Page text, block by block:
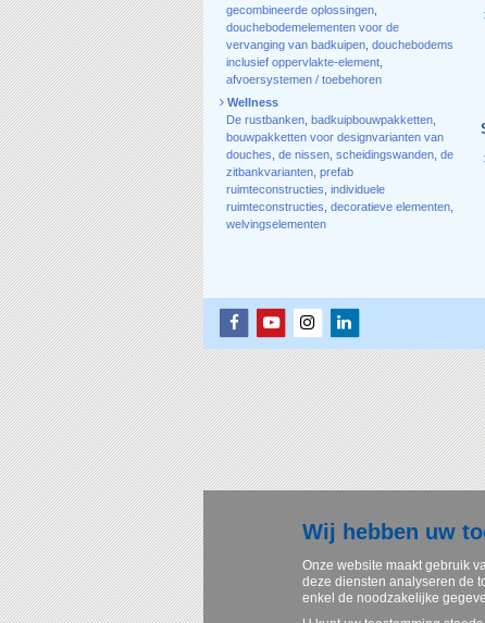
gecombineerde oplossingen
douchebodemelementen voor de
vervanging van badkuipen douchebodems
inclusief oppervlakte-element
afvoersystemen / toebehoren
Wellness
De rustbanken badkuipbouwpakketten
bouwpakketten voor designvarianten van
douches de nissen scheidingswanden de
zitbankvarianten prefab
ruimteconstructies individuele
ruimteconstructies decoratieve elementen
welvingselementen
Wij hebben uw
Onze website maakt gebruik
deze diensten analyseren de
enkel de noodzakelijke